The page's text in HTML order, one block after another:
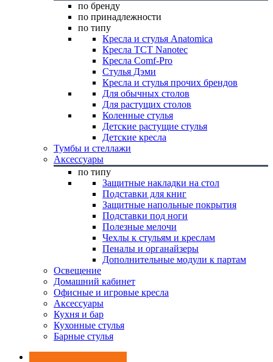
по бренду
по принадлежности
по типу
Кресла и стулья Anatomica
Кресла TCT Nanotec
Кресла Comf-Pro
Стулья Дэми
Кресла и стулья прочих брендов
Для обычных столов
Для растущих столов
Коленные стулья
Детские растущие стулья
Детские кресла
Тумбы и стеллажи
Аксессуары
по типу
Защитные накладки на стол
Подставки для книг
Защитные напольные покрытия
Подставки под ноги
Полезные мелочи
Чехлы к стульям и креслам
Пеналы и органайзеры
Дополнительные модули к партам
Освещение
Домашний кабинет
Офисные и игровые кресла
Аксессуары
Кухня и бар
Кухонные стулья
Барные стулья